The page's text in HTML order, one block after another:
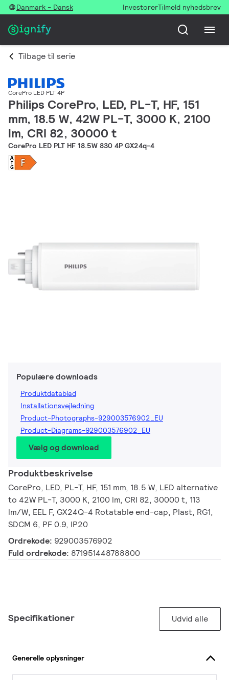
Danmark - Dansk InvestorerTilmeld nyhedsbrev
Tilbage til serie
CorePro LED PLT 4P
Philips CorePro, LED, PL-T, HF, 151
mm, 18.5 W, 42W PL-T, 3000 K, 2100
lm, CRI 82, 30000 t
CorePro LED PLT HF 18.5W 830 4P GX24q-4
Populære downloads
Produktdatablad
Installationsvejledning
Product-Photographs-929003576902_EU
Product-Diagrams-929003576902_EU
Vælg og download
Produktbeskrivelse
CorePro, LED, PL-T, HF, 151 mm, 18.5 W, LED alternative
to 42W PL-T, 3000 K, 2100 lm, CRI 82, 30000 t, 113
lm/W, EEL F, GX24Q-4 Rotatable end-cap, Plast, RG1,
SDCM 6, PF 0.9, IP20
Ordrekode: 929003576902
Fuld ordrekode: 871951448788800
Specifikationer Udvid alle
Generelle oplysninger